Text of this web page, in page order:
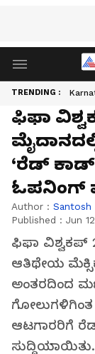
TRENDING :
ಫಿಫಾ
‘ರೆಡ್
ಓಪನಿಂಗ್
Author : Santosh
Published : Jun
ಫಿಫಾ ವಿಶ್ವಕಪ್
ಆತಿಥೇಯ
ಅಂತರದಿಂದ
ಗೋಲುಗಳಿಗಿಂತ
ಆಟಗಾರರಿಗೆ
ಸುದ್ದಿಯಾಯಿತು.